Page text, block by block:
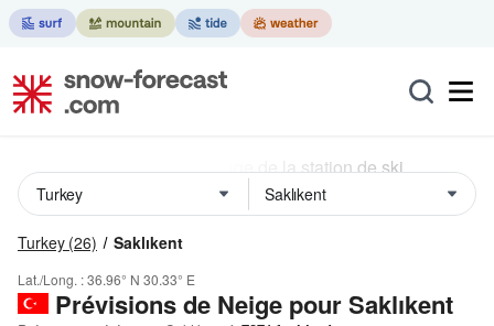
Turkey (26) Saklıkent
Lat./Long. :36.96° N 30.33° E
Prévisions de Neige pour Saklıkent